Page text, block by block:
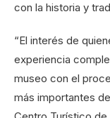
con la historia y
“El interés de
experiencia
museo con el
más importantes